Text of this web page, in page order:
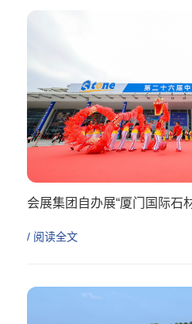
会展集团自办展“厦门国际石
/ 阅读全文